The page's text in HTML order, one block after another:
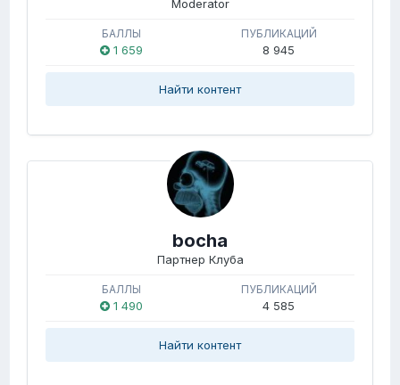
Moderator
БАЛЛЫ
1 659
ПУБЛИКАЦИЙ
8 945
Найти контент
bocha
Партнер Клуба
БАЛЛЫ
1 490
ПУБЛИКАЦИЙ
4 585
Найти контент